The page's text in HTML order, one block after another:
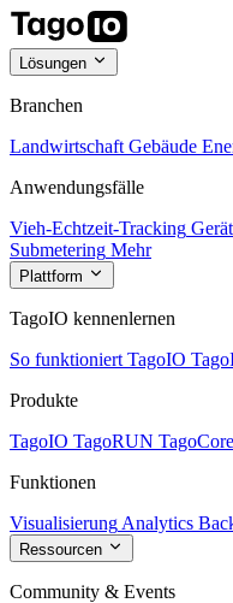
Lösungen
Branchen
Landwirtschaft Gebäude
Anwendungsfälle
Vieh-Echtzeit-Tracking
Submetering Mehr
Plattform
TagoIO kennenlernen
So funktioniert TagoIO
Produkte
TagoIO TagoRUN TagoCore
Funktionen
Visualisierung Analytics
Ressourcen
Community & Events